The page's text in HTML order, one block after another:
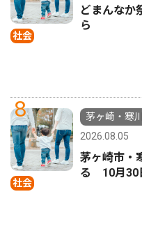
社会
どまんな
ら
8
社会
茅ヶ崎・寒川
2026.08.05
茅ヶ崎市・
る 10月30